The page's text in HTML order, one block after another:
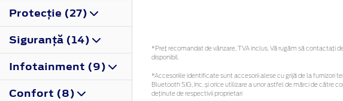
Protecţie (27)
Siguranţă (14)
Infotainment (9)
Confort (8)
*Preţ recomandat de vânzare, TVA inclus. Vă rugăm să contactaţi
disponibil.
*Accesoriile identificate sunt accesorii alese cu grijă de la furnizori
Bluetooth SIG, Inc. și orice utilizare a unor astfel de mărci de către
deținute de respectivii proprietari